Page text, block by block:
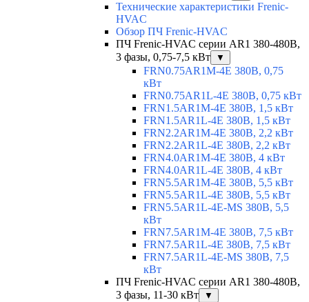
Технические характеристики Frenic-
HVAC
Обзор ПЧ Frenic-HVAC
ПЧ Frenic-HVAC серии AR1 380-480В,
3 фазы, 0,75-7,5 кВт
▼
FRN0.75AR1M-4E 380В, 0,75
кВт
FRN0.75AR1L-4E 380В, 0,75 кВт
FRN1.5AR1M-4E 380В, 1,5 кВт
FRN1.5AR1L-4E 380В, 1,5 кВт
FRN2.2AR1M-4E 380В, 2,2 кВт
FRN2.2AR1L-4E 380В, 2,2 кВт
FRN4.0AR1M-4E 380В, 4 кВт
FRN4.0AR1L-4E 380В, 4 кВт
FRN5.5AR1M-4E 380В, 5,5 кВт
FRN5.5AR1L-4E 380В, 5,5 кВт
FRN5.5AR1L-4E-MS 380В, 5,5
кВт
FRN7.5AR1M-4E 380В, 7,5 кВт
FRN7.5AR1L-4E 380В, 7,5 кВт
FRN7.5AR1L-4E-MS 380В, 7,5
кВт
ПЧ Frenic-HVAC серии AR1 380-480В,
3 фазы, 11-30 кВт
▼